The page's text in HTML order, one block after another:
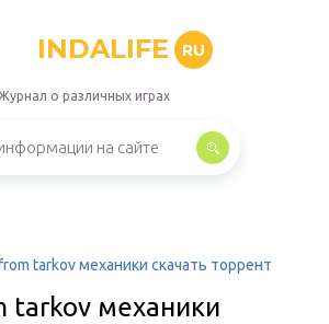
INDALIFE RU
о различных играх
tarkov механики скачать торрент
tarkov механики